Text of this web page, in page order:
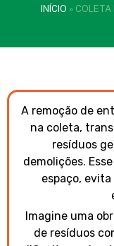
INÍCIO » COLETA
A remoção de
na coleta,
resíduos
demolições.
espaço,
Imagine uma
de resíduos